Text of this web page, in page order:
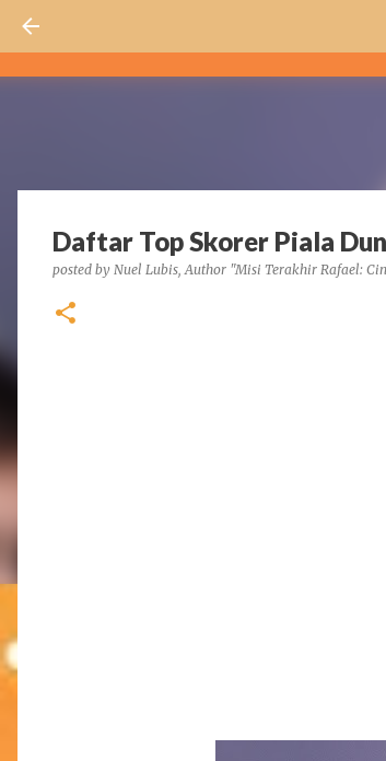
Daftar Top Skorer Piala
posted by Nuel Lubis, Author "Misi Terakhir Rafael: